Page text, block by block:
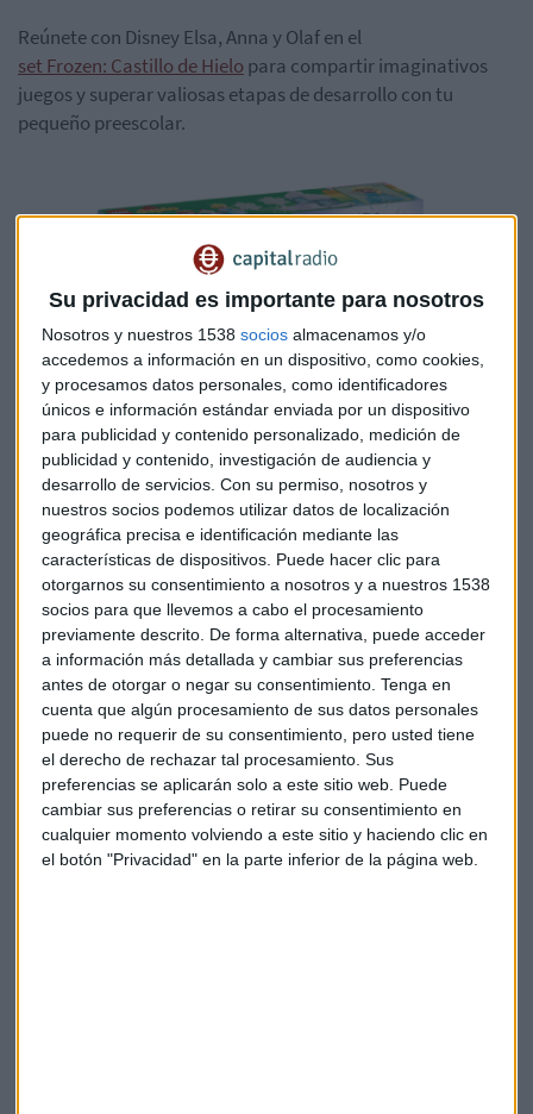
Su privacidad es importante para nosotros
Nosotros y nuestros 1538 socios almacenamos y/o
accedemos a información en un dispositivo, como cookies,
y procesamos datos personales, como identificadores
únicos e información estándar enviada por un dispositivo
para publicidad y contenido personalizado, medición de
publicidad y contenido, investigación de audiencia y
desarrollo de servicios. Con su permiso, nosotros y
nuestros socios podemos utilizar datos de localización
geográfica precisa e identificación mediante las
características de dispositivos. Puede hacer clic para
otorgarnos su consentimiento a nosotros y a nuestros 1538
socios para que llevemos a cabo el procesamiento
previamente descrito. De forma alternativa, puede acceder
a información más detallada y cambiar sus preferencias
antes de otorgar o negar su consentimiento. Tenga en
cuenta que algún procesamiento de sus datos personales
puede no requerir de su consentimiento, pero usted tiene
el derecho de rechazar tal procesamiento. Sus
preferencias se aplicarán solo a este sitio web. Puede
cambiar sus preferencias o retirar su consentimiento en
cualquier momento volviendo a este sitio y haciendo clic en
el botón "Privacidad" en la parte inferior de la página web.
Reúnete con Disney Elsa, Anna y Olaf en el
set Frozen: Castillo de Hielo para compartir imaginativos
juegos y superar valiosas etapas de desarrollo con tu
pequeño preescolar.
Al jugar a interpretar el papel de sus personajes Disney
Frozen favoritos, los bebés adquieren destreza lingüística y
habilidades motrices finas, al tiempo que desarrollan la
conciencia social y la sensibilidad emocional. Háblale de la
relación de Elsa con su hermana Anna. Disfruta de la
diversión creativa sin límites con Olaf, el muñeco de nieve.
La canina al rescate
La aventura comienza con Marshallen la cabina. La cabina